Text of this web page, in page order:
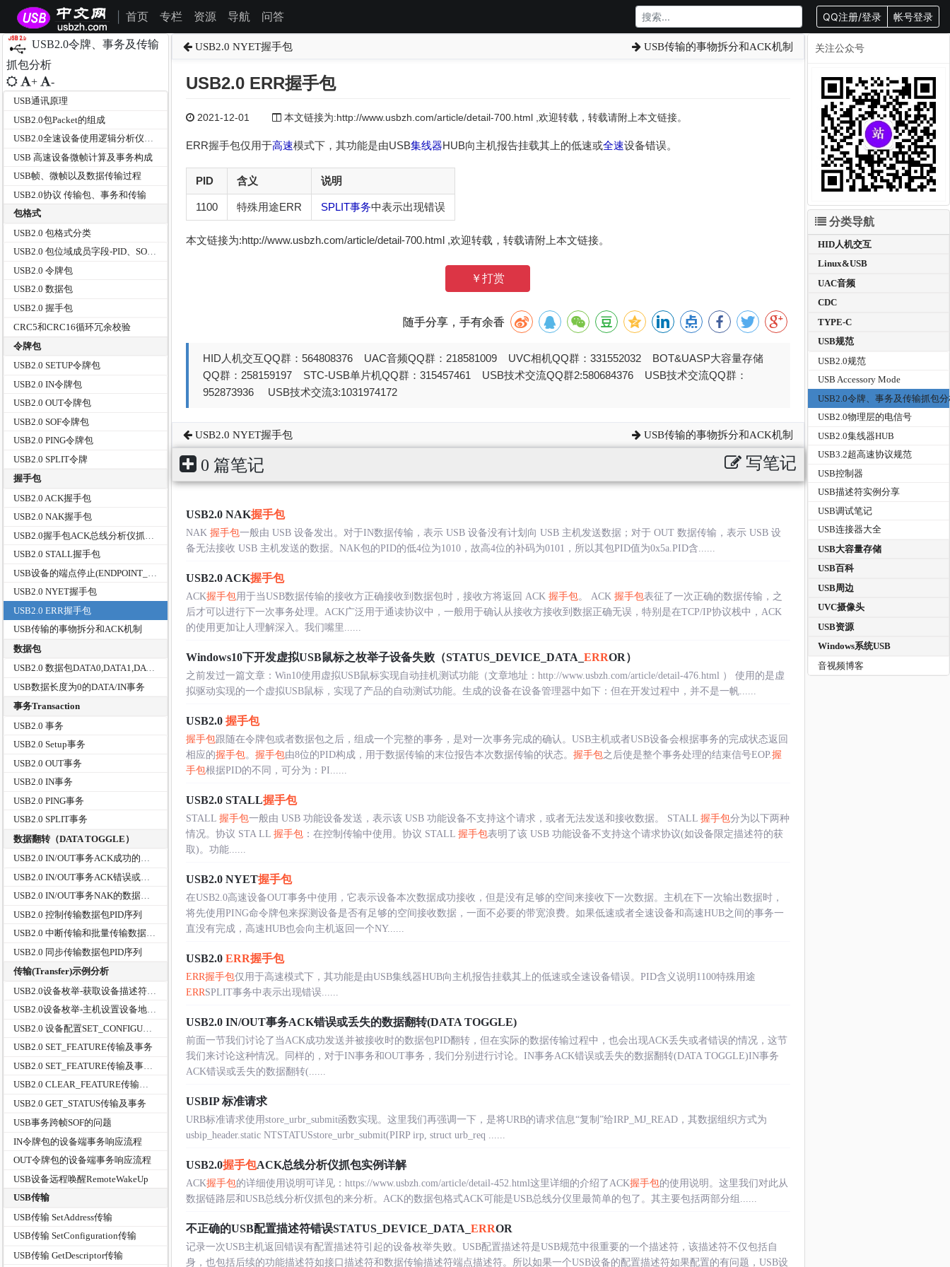
首页 专栏 资源 导航 问答 QQ注册/登录 帐号登录
USB2.0令牌、事务及传输
抓包分析
+ -
USB通讯原理
USB2.0包Packet的组成
USB2.0全速设备使用逻辑分析仪抓取IN令牌包分析SOP/SYNC/PID/EOP
USB 高速设备微帧计算及事务构成
USB帧、微帧以及数据传输过程
USB2.0协议 传输包、事务和传输
包格式
USB2.0 包格式分类
USB2.0 包位域成员字段-PID、SOP、包地址、包端点、帧号、CRC5、CRC16
USB2.0 令牌包
USB2.0 数据包
USB2.0 握手包
CRC5和CRC16循环冗余校验
令牌包
USB2.0 SETUP令牌包
USB2.0 IN令牌包
USB2.0 OUT令牌包
USB2.0 SOF令牌包
USB2.0 PING令牌包
USB2.0 SPLIT令牌
握手包
USB2.0 ACK握手包
USB2.0 NAK握手包
USB2.0 STALL握手包
USB2.0 NYET握手包
USB2.0 ERR握手包
USB传输的事物拆分和ACK机制
数据包
USB2.0 数据包DATA0,DATA1,DATA2
USB数据长度为0的DATA/IN事务
事务Transaction
USB2.0 事务
USB2.0 Setup事务
USB2.0 OUT事务
USB2.0 IN事务
USB2.0 PING事务
USB2.0 SPLIT事务
数据翻转（DATA TOGGLE）
USB2.0 IN/OUT事务ACK成功的数据翻转(DATA TOGGLE)
USB2.0 IN/OUT事务NAK的数据翻转(DATA TOGGLE)
USB2.0 控制传输数据包PID序列
USB2.0 中断传输和批量传输数据包的PID序列
USB2.0 同步传输数据包PID序列
传输(Transfer)示例分析
USB2.0设备枚举-主机设置设备地址事务
USB2.0 SET_FEATURE传输及事务
USB2.0 CLEAR_FEATURE传输及事务
USB2.0 GET_STATUS传输及事务
USB事务跨帧SOF的问题
IN令牌包的设备端事务响应流程
OUT令牌包的设备端事务响应流程
USB设备远程唤醒RemoteWakeUp
USB传输
USB传输 SetAddress传输
USB传输 SetConfiguration传输
USB传输 GetDescriptor传输
USB2.0 NYET握手包 USB传输的事物拆分和ACK机制
USB2.0 ERR握手包
2021-12-01 本文链接为:http://www.usbzh.com/article/detail-700.html ,欢迎转载，转载请附上本文链接。
ERR握手包仅用于高速模式下，其功能是由USB集线器HUB向主机报告挂载其上的低速或全速设备错误。
PID 含义 说明
1100 特殊用途ERR SPLIT事务中表示出现错误
本文链接为:http://www.usbzh.com/article/detail-700.html ,欢迎转载，转载请附上本文链接。
￥打赏
随手分享，手有余香
HID人机交互QQ群：564808376 UAC音频QQ群：218581009 UVC相机QQ群：331552032 BOT&UASP大容量存储
QQ群：258159197 STC-USB单片机QQ群：315457461 USB技术交流QQ群2:580684376 USB技术交流QQ群：
952873936 USB技术交流3:1031974172
USB2.0 NYET握手包 USB传输的事物拆分和ACK机制
0 篇笔记 写笔记
USB2.0 NAK握手包
NAK 握手包一般由 USB 设备发出。对于IN数据传输，表示 USB 设备没有计划向 USB 主机发送数据；对于 OUT 数据传输，表示 USB 设
备无法接收 USB 主机发送的数据。NAK包的PID的低4位为1010，故高4位的补码为0101，所以其包PID值为0x5a.PID含......
USB2.0 ACK握手包
ACK握手包用于当USB数据传输的接收方正确接收到数据包时，接收方将返回 ACK 握手包。 ACK 握手包表征了一次正确的数据传输，之
后才可以进行下一次事务处理。ACK广泛用于通读协议中，一般用于确认从接收方接收到数据正确无误，特别是在TCP/IP协议栈中，ACK
的使用更加让人理解深入。我们嘴里......
Windows10下开发虚拟USB鼠标之枚举子设备失败（STATUS_DEVICE_DATA_ ERROR）
之前发过一篇文章：Win10使用虚拟USB鼠标实现自动挂机测试功能（文章地址：http://www.usbzh.com/article/detail-476.html ） 使用的是虚
拟驱动实现的一个虚拟USB鼠标，实现了产品的自动测试功能。生成的设备在设备管理器中如下：但在开发过程中，并不是一帆......
USB2.0 握手包
握手包跟随在令牌包或者数据包之后，组成一个完整的事务，是对一次事务完成的确认。USB主机或者USB设备会根据事务的完成状态返回
相应的握手包。 握手包由8位的PID构成，用于数据传输的末位报告本次数据传输的状态。 握手包之后使是整个事务处理的结束信号EOP.握
手包根据PID的不同，可分为：PI......
USB2.0 STALL握手包
STALL 握手包一般由 USB 功能设备发送，表示该 USB 功能设备不支持这个请求，或者无法发送和接收数据。 STALL 握手包分为以下两种
情况。协议 STA LL 握手包：在控制传输中使用。协议 STALL 握手包表明了该 USB 功能设备不支持这个请求协议(如设备限定描述符的获
取)。功能......
USB2.0 NYET握手包
在USB2.0高速设备OUT事务中使用，它表示设备本次数据成功接收，但是没有足够的空间来接收下一次数据。主机在下一次输出数据时，
将先使用PING命令牌包来探测设备是否有足够的空间接收数据，一面不必要的带宽浪费。如果低速或者全速设备和高速HUB之间的事务一
直没有完成，高速HUB也会向主机返回一个NY......
USB2.0 ERR握手包
ERR握手包仅用于高速模式下，其功能是由USB集线器HUB向主机报告挂载其上的低速或全速设备错误。PID含义说明1100特殊用途
ERRSPLIT事务中表示出现错误......
USB2.0 IN/OUT事务ACK错误或丢失的数据翻转(DATA TOGGLE)
前面一节我们讨论了当ACK成功发送并被接收时的数据包PID翻转，但在实际的数据传输过程中，也会出现ACK丢失或者错误的情况，这节
我们来讨论这种情况。同样的，对于IN事务和OUT事务，我们分别进行讨论。IN事务ACK错误或丢失的数据翻转(DATA TOGGLE)IN事务
ACK错误或丢失的数据翻转(......
USBIP 标准请求
URB标准请求使用store_urbr_submit函数实现。这里我们再强调一下，是将URB的请求信息“复制”给IRP_MJ_READ，其数据组织方式为
usbip_header.static NTSTATUSstore_urbr_submit(PIRP irp, struct urb_req ......
USB2.0握手包ACK总线分析仪抓包实例详解
ACK握手包的详细使用说明可详见：https://www.usbzh.com/article/detail-452.html这里详细的介绍了ACK握手包的使用说明。这里我们对此从
数据链路层和USB总线分析仪抓包的来分析。ACK的数据包格式ACK可能是USB总线分仪里最简单的包了。其主要包括两部分组......
不正确的USB配置描述符错误STATUS_DEVICE_DATA_ ERROR
记录一次USB主机返回错误有配置描述符引起的设备枚举失败。USB配置描述符是USB规范中很重要的一个描述符，该描述符不仅包括自
身，也包括后续的功能描述符如接口描述符和数据传输描述符端点描述符。所以如果一个USB设备的配置描述符如果配置的有问题，USB设
关注公众号
分类导航
HID人机交互
Linux&USB
UAC音频
CDC
TYPE-C
USB规范
USB2.0规范
USB Accessory Mode
USB2.0令牌、事务及传输抓包
USB2.0物理层的电信号
USB2.0集线器HUB
USB3.2超高速协议规范
USB控制器
USB描述符实例分享
USB调试笔记
USB连接器大全
USB大容量存储
USB百科
USB周边
UVC摄像头
USB资源
Windows系统USB
音视频博客